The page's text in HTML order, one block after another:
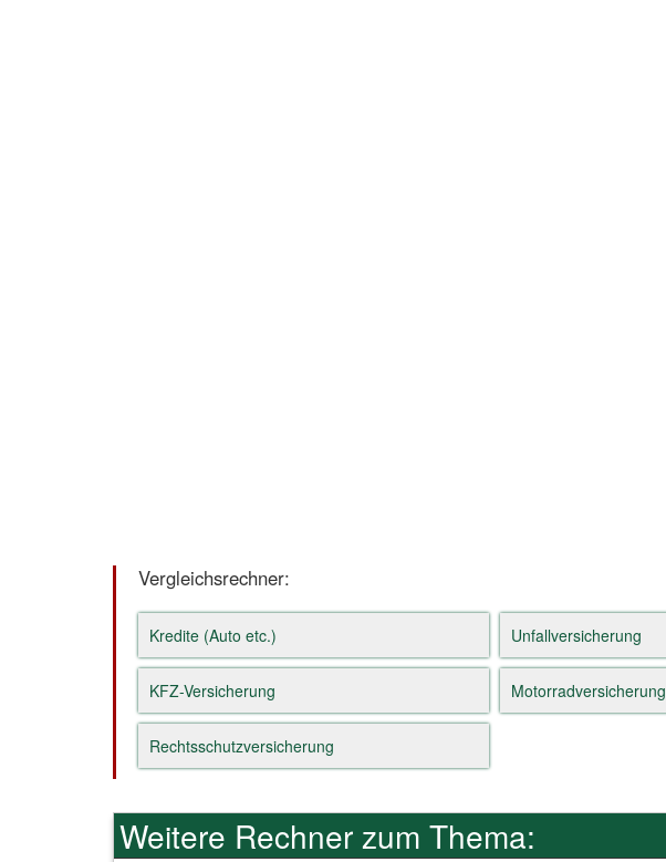
Vergleichsrechner:
Kredite (Auto etc.) Unfallversicherung
KFZ-Versicherung Motorradversicherung
Rechtsschutzversicherung
Weitere Rechner zum Thema: